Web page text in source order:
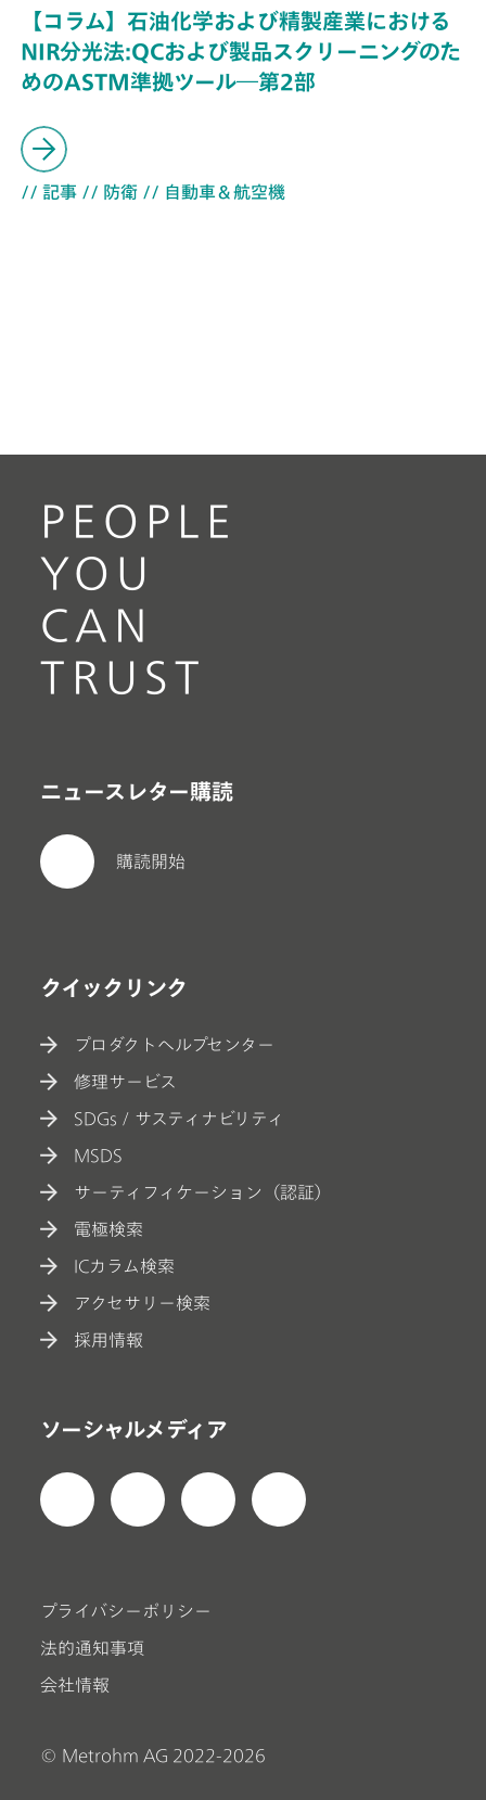
【コラム】石油化学および精製産業における
NIR分光法:QCおよび製品スクリーニングのた
めのASTM準拠ツール―第2部
// 記事 // 防衛 // 自動車＆航空機
PEOPLE
YOU
CAN
TRUST
ニュースレター購読
購読開始
クイックリンク
プロダクトヘルプセンター
修理サービス
SDGs / サスティナビリティ
MSDS
サーティフィケーション（認証）
電極検索
ICカラム検索
アクセサリー検索
採用情報
ソーシャルメディア
プライバシーポリシー
法的通知事項
会社情報
© Metrohm AG 2022-2026